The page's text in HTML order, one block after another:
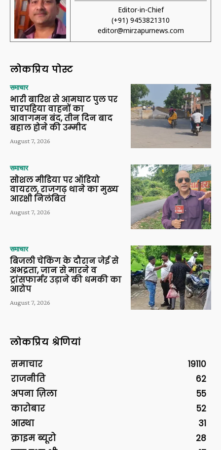
Editor-in-Chief
(+91) 9453821310
editor@mirzapurnews.com
लोकप्रिय पोस्ट
समाचार
भारी बारिश से आमघाट पुल पर
चारपहिया वाहनों का
आवागमन बंद, तीन दिन बाद
बहाल होने की उम्मीद
August 7, 2026
समाचार
सोशल मीडिया पर ऑडियो
वायरल, राजगढ़ थाने का मुख्य
आरक्षी निलंबित
August 7, 2026
समाचार
बिजली चेकिंग के दौरान जेई से
अभद्रता, जान से मारने व
ट्रांसफार्मर उड़ाने की धमकी का
आरोप
August 7, 2026
लोकप्रिय श्रेणियां
समाचार
19110
राजनीति
62
अपना ज़िला
55
कारोबार
52
आस्था
31
क्राइम ब्यूरो
28